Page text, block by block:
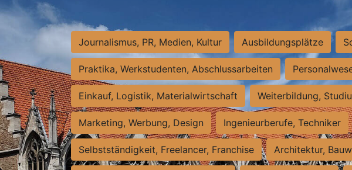
Journalismus, PR, Medien, Kultur Ausbildungsplätze
Praktika, Werkstudenten, Abschlussarbeiten
Einkauf, Logistik, Materialwirtschaft Weiterbildung,
Marketing, Werbung, Design Ingenieurberufe, Techniker
Selbstständigkeit, Freelancer, Franchise Architektur,